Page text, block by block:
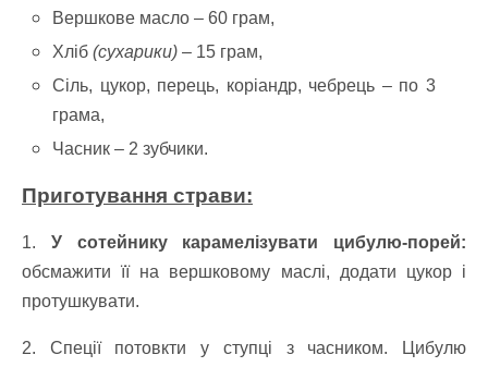
Вершкове масло – 60 грам,
Хліб(сухарики) – 15 грам,
Сіль, цукор, перець, коріандр, чебрець – по 3
грама,
Часник – 2 зубчики.
Приготування страви:
1. У сотейнику карамелізувати цибулю-порей:
обсмажити її на вершковому маслі, додати цукор і
протушкувати.
2. Спеції потовкти у ступці з часником. Цибулю